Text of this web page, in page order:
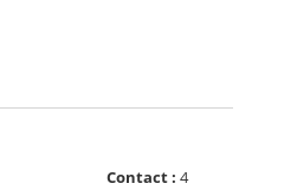
Contact : 4